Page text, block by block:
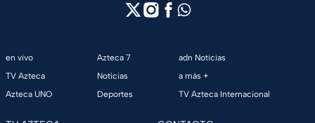
en vivo
TV Azteca
Azteca UNO
Azteca 7
Noticias
Deportes
adn Noticias
a más +
TV Azteca Internacional